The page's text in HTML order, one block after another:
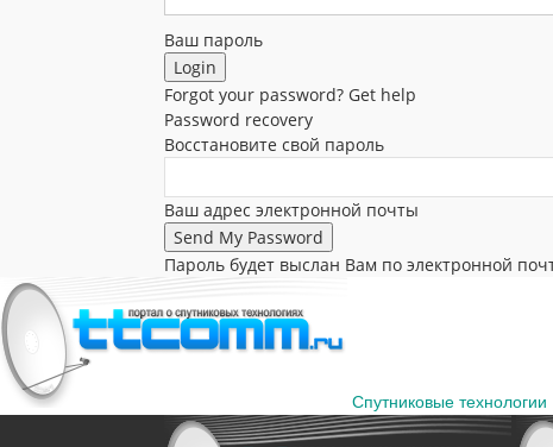
Ваш пароль
Forgot your password? Get help
Password recovery
Восстановите свой пароль
Ваш адрес электронной почты
Пароль будет выслан Вам по электронной
Спутниковые технологии